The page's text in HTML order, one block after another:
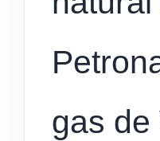
gas de